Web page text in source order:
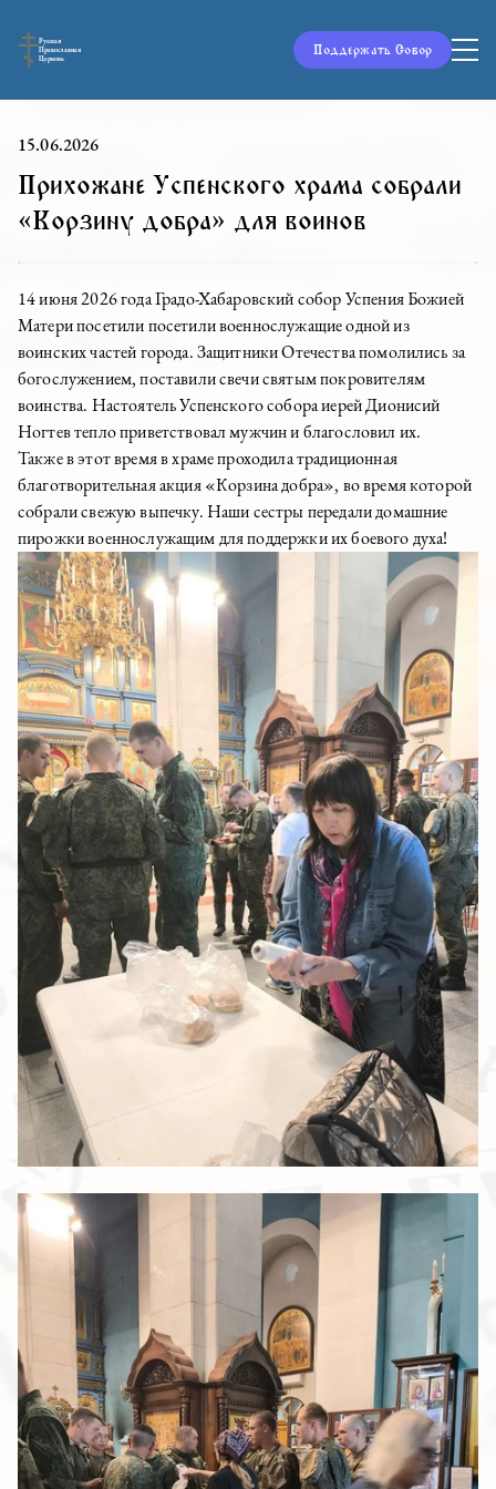
Русская
Православная
Церковь
Поддержать Собор
15.06.2026
Прихожане Успенского храма собрали
«Корзину добра» для воинов
14 июня 2026 года Градо-Хабаровский собор Успения Божией
Матери посетили посетили военнослужащие одной из
воинских частей города. Защитники Отечества помолились за
богослужением, поставили свечи святым покровителям
воинства. Настоятель Успенского собора иерей Дионисий
Ногтев тепло приветствовал мужчин и благословил их.
Также в этот время в храме проходила традиционная
благотворительная акция «Корзина добра», во время которой
собрали свежую выпечку. Наши сестры передали домашние
пирожки военнослужащим для поддержки их боевого духа!